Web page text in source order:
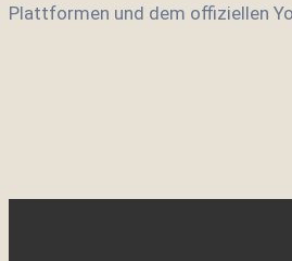
Plattformen und dem offiziellen